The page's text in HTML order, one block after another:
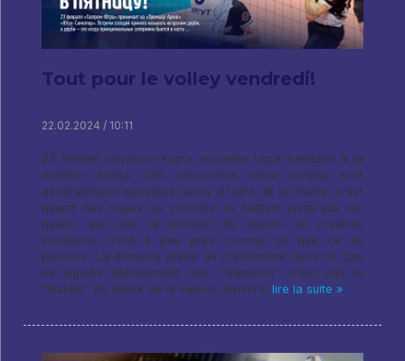
Tout pour le volley vendredi!
22.02.2024 / 10:11
23 Février Gazprom-Yugra accueille Ugra-Samotlor à la
Premier Arena. Les rencontres entre voisins sont
généralement appelées derby d'Ugra, et un derby, c'est
quand des rivaux de principe se battent jusqu'aux os,
quelle que soit la position du tournoi et d'autres
situations. C'est à peu près comme ça que ça se
passera. La dernière place au classement dans ce cas
ne signifie littéralement rien, "Samotlor" n'est pas le
"Builder" de Minsk de la saison dernière. lire la suite »